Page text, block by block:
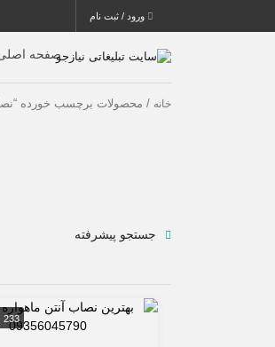
ورود / ثبت نام
صفحه
خانه / محصولات برچسب خورده
جستجو پیشرفته
233 بازدید